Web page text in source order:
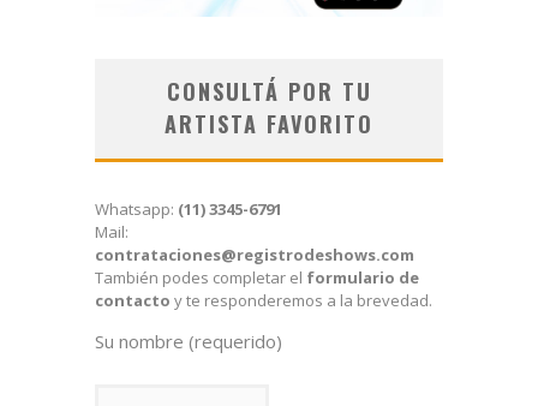
CONSULTÁ POR TU
ARTISTA FAVORITO
Whatsapp: (11) 3345-6791
Mail:
contrataciones@registrodeshows.com
También podes completar el formulario de
contacto y te responderemos a la brevedad.
Su nombre (requerido)